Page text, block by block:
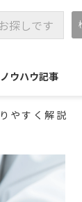
ノウハウ記事
やすく解説